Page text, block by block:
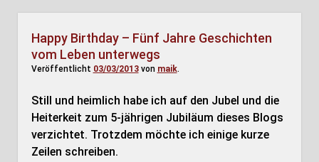
Happy Birthday – Fünf Jahre Geschichten
vom Leben unterwegs
Veröffentlicht 03/03/2013von maik.
Still und heimlich habe ich auf den Jubel und die
Heiterkeit zum 5-jährigen Jubiläum dieses Blogs
verzichtet. Trotzdem möchte ich einige kurze
Zeilen schreiben.